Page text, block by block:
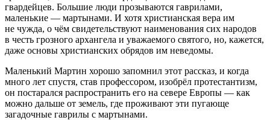
гвардейцев. Большие люди прозываются гаврилами,
маленькие — мартынами. И хотя христианская вера им
не чужда, о чём свидетельствуют наименования сих народов
в честь грозного архангела и уважаемого святого, но, кажется,
даже основы христианских обрядов им неведомы.
Маленький Мартин хорошо запомнил этот рассказ, и когда
много лет спустя, став профессором, изобрёл протестантизм,
он постарался распространить его на севере Европы — как
можно дальше от земель, где проживают эти пугающе
загадочные гаврилы с мартынами.